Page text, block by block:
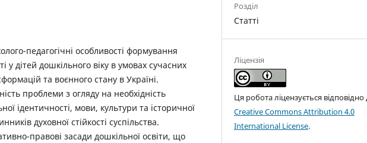
педагогічні особливості формування
у дітей дошкільного віку в умовах сучасних
та воєнного стану в Україні.
проблеми з огляду на необхідність
ідентичності, мови, культури та історичної
духовної стійкості суспільства.
правові засади дошкільної освіти, що
Розділ
Статті
Ліцензія
Ця робота ліцензується відповідно
Creative Commons Attribution 4.0
International License.